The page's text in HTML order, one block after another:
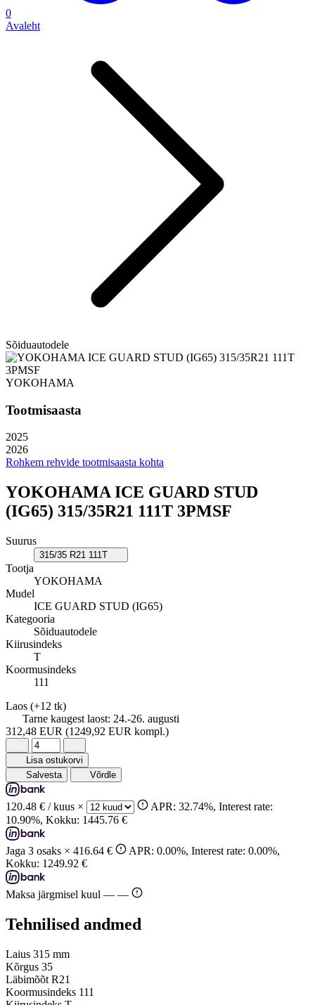
0
Avaleht
Sõiduautodele
YOKOHAMA
Tootmisaasta
2025
2026
Rohkem rehvide tootmisaasta kohta
YOKOHAMA ICE GUARD STUD
(IG65) 315/35R21 111T 3PMSF
Suurus
315/35 R21 111T
Tootja
YOKOHAMA
Mudel
ICE GUARD STUD (IG65)
Kategooria
Sõiduautodele
Kiirusindeks
T
Koormusindeks
111
Laos (+12 tk)
Tarne kaugest laost: 24.-26. augusti
312,48 EUR (1249,92 EUR kompl.)
Lisa ostukorvi
Salvesta
Võrdle
120.48 € / kuus ×
APR: 32.74%, Interest rate:
10.90%, Kokku: 1445.76 €
Jaga 3 osaks × 416.64 €
APR: 0.00%, Interest rate: 0.00%,
Kokku: 1249.92 €
Maksa järgmisel kuul — —
Tehnilised andmed
Laius 315 mm
Kõrgus 35
Läbimõõt R21
Koormusindeks 111